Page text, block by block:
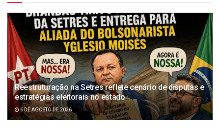
Reestruturação na Setres reflete cenário de disputas e
estratégias eleitorais no estado
6 DE AGOSTO DE 2026